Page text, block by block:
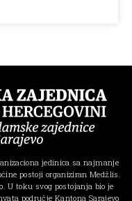
jedinica sa najmanje
postoji organiziran Medžlis.
U toku svog postojanja bio je
područje Kantona Sarajevo